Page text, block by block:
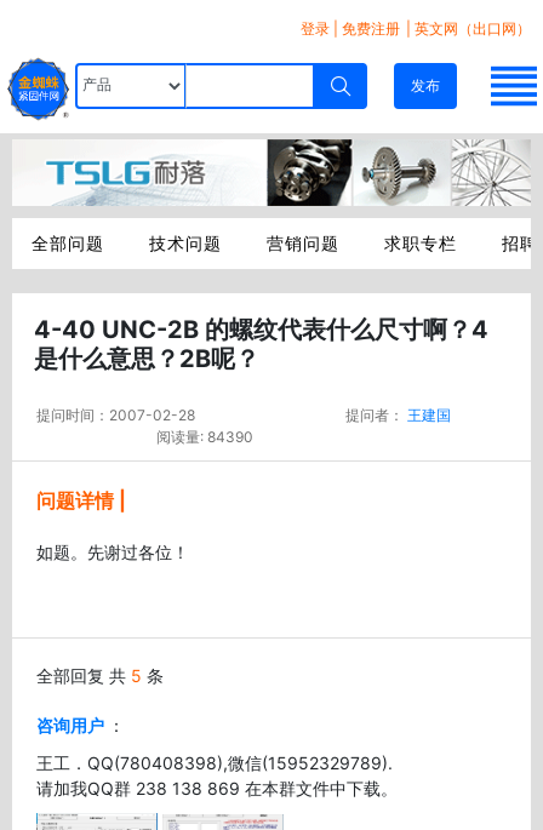
登录 免费注册 | 英文网（出口网）
发布
全部问题 技术问题 营销问题 求职专栏 招聘
4-40 UNC-2B 的螺纹代表什么尺寸啊？4
是什么意思？2B呢？
提问时间：2007-02-28 提问者： 王建国
阅读量: 84390
问题详情 |
如题。先谢过各位！
全部回复 共 5 条
咨询用户 ：
王工．QQ(780408398),微信(15952329789).
请加我QQ群 238 138 869 在本群文件中下载。